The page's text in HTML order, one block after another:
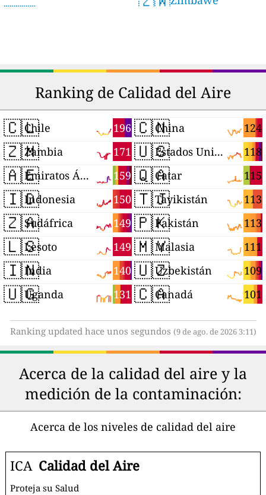
Ranking de Calidad del Aire
🇨🇱 196
Chile
🇿🇲 171
Zambia
🇦🇪 159
Emiratos Árabes Unidos
🇮🇩 150
Indonesia
🇿🇦 149
Sudáfrica
🇱🇸 149
Lesoto
🇮🇳 140
India
🇺🇬 131
Uganda
🇨🇳 124
China
🇺🇸 118
Estados Unidos
🇶🇦 115
Catar
🇹🇯 113
Tayikistán
🇵🇰 113
Pakistán
🇲🇾 111
Malasia
🇺🇿 109
Uzbekistán
🇨🇦 101
Canadá
Ranking updated hace unos segundos (9 de ago. de 2026 3:11)
Acerca de la calidad del aire y la
medición de la contaminación:
Acerca de los niveles de calidad del aire
ICA Calidad del Aire
Proteja su Salud